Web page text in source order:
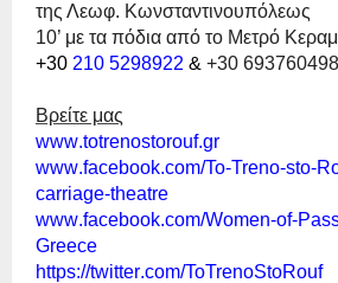
της Λεωφ. Κωνσταντινουπόλεως
10’ με τα πόδια από το Μετρό
+30 210 5298922 & +30
Βρείτε μας
www.totrenostorouf.gr
www.facebook.com/To-Treno-sto-
carriage-theatre
www.facebook.com/Women-of-
Greece
https://twitter.com/ToTrenoStoRouf